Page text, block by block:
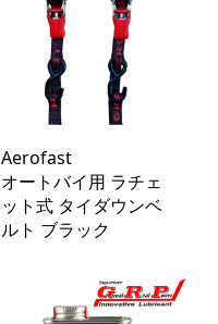
Aerofast
オートバイ用 ラチェ
ット式 タイダウンベ
ルト ブラック